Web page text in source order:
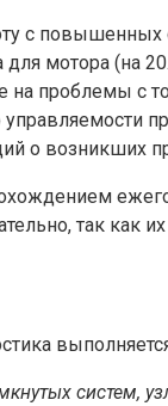
с
мотора (на
на проблемы с
о возникших
так как
систем,